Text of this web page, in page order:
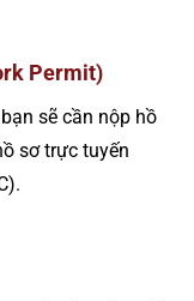
Permit)
sẽ cần nộp hồ
sơ trực tuyến